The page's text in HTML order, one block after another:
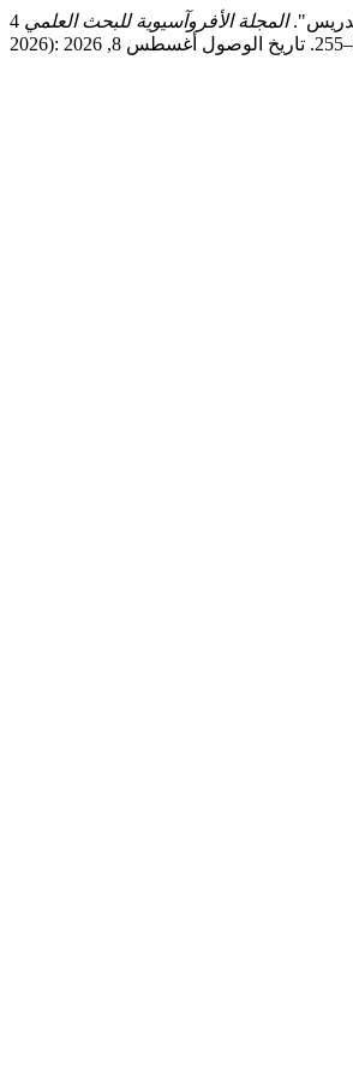
المجلة الأفروآسيوية للبحث العلمي 4, no. 2 (أبريل 20,